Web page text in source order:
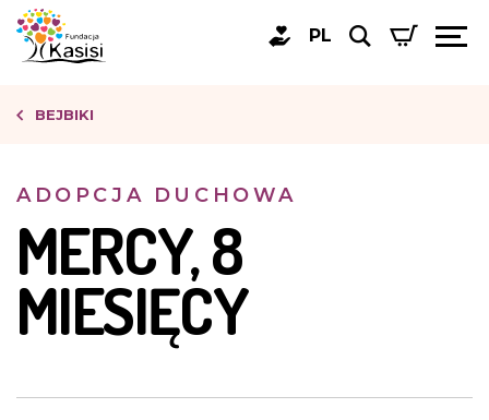
PL
BEJBIKI
ADOPCJA DUCHOWA
MERCY, 8
MIESIĘCY